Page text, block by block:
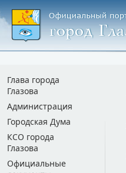
Глава города
Глазова
Администрация
Городская Дума
КСО города
Глазова
Официальные